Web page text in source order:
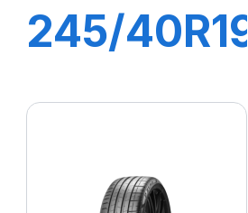
245/40R19
PZ4(*)